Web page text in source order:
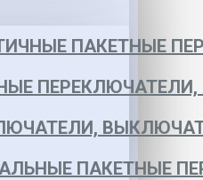
ПАКЕТНЫЕ
ПАКЕТНЫЕ